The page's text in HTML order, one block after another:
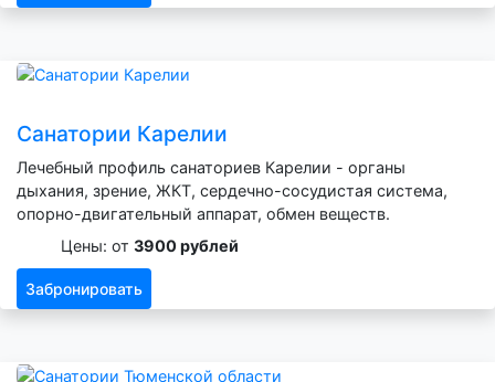
Санатории Карелии
Лечебный профиль санаториев Карелии - органы
дыхания, зрение, ЖКТ, сердечно-сосудистая система,
опорно-двигательный аппарат, обмен веществ.
Цены: от 3900 рублей
Забронировать